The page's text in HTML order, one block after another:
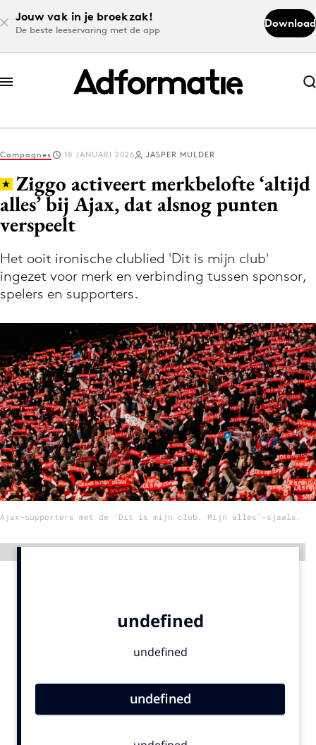
Jouw vak in je broekzak!
De beste leeservaring met de app
Download
Abonneer nu
Abonneer nu
Log in
Download de app
Volg het laatste nieuws via de Adformatie
Nieuws app
Menu
Home
9 sept: GenAI-training
12 nov: MarketingLive!
Adverteren
Events
Academy
Carriere
Contentmarketing
Campagnes 18 JANUARI 2026 JASPER MULDER
Ziggo activeert merkbelofte ‘altijd
alles’ bij Ajax, dat alsnog punten
verspeelt
Het ooit ironische clublied 'Dit is mijn club'
ingezet voor merk en verbinding tussen sponsor,
spelers en supporters.
Ajax-supporters met de 'Dit is mijn club. Mijn alles'-sjaals.